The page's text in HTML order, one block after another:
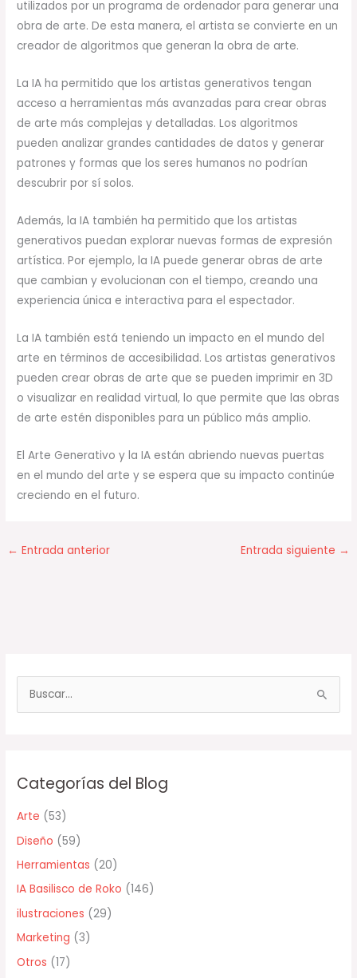
utilizados por un programa de ordenador para generar una
obra de arte. De esta manera, el artista se convierte en un
creador de algoritmos que generan la obra de arte.
La IA ha permitido que los artistas generativos tengan
acceso a herramientas más avanzadas para crear obras
de arte más complejas y detalladas. Los algoritmos
pueden analizar grandes cantidades de datos y generar
patrones y formas que los seres humanos no podrían
descubrir por sí solos.
Además, la IA también ha permitido que los artistas
generativos puedan explorar nuevas formas de expresión
artística. Por ejemplo, la IA puede generar obras de arte
que cambian y evolucionan con el tiempo, creando una
experiencia única e interactiva para el espectador.
La IA también está teniendo un impacto en el mundo del
arte en términos de accesibilidad. Los artistas generativos
pueden crear obras de arte que se pueden imprimir en 3D
o visualizar en realidad virtual, lo que permite que las obras
de arte estén disponibles para un público más amplio.
El Arte Generativo y la IA están abriendo nuevas puertas
en el mundo del arte y se espera que su impacto continúe
creciendo en el futuro.
← Entrada anterior Entrada siguiente →
u
a
o
r
:
Categorías del Blog
Arte (53)
Diseño (59)
Herramientas (20)
IA Basilisco de Roko (146)
ilustraciones (29)
Marketing (3)
Otros (17)